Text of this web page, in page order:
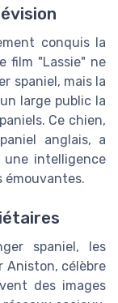
conquis la
film "Lassie" ne
spaniel, mais la
large public la
Ce chien,
anglais, a
intelligence
émouvantes.
spaniel, les
Aniston, célèbre
des images